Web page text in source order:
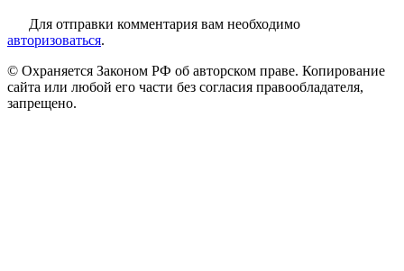
Для отправки комментария вам необходимо
авторизоваться.
© Охраняется Законом РФ об авторском праве. Копирование
сайта или любой его части без согласия правообладателя,
запрещено.